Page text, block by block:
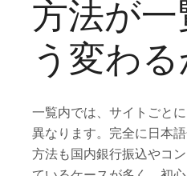
方法が
う変わ
一覧内では、サイトごと
異なります。完全に日本
方法も国内銀行振込やコ